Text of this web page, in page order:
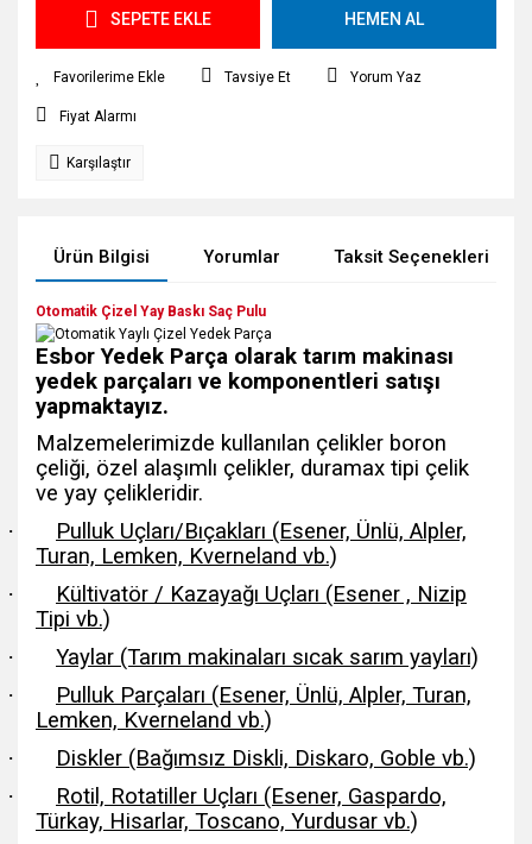
SEPETE EKLE HEMEN AL
Tavsiye Et Yorum Yaz
Fiyat Alarmı
Karşılaştır
Ürün Bilgisi Yorumlar Taksit Seçenekleri
Otomatik Çizel Yay Baskı Saç Pulu
Esbor Yedek Parça olarak tarım makinası
yedek parçaları ve komponentleri satışı
yapmaktayız.
Malzemelerimizde kullanılan çelikler boron
çeliği, özel alaşımlı çelikler, duramax tipi çelik
ve yay çelikleridir.
·
Pulluk Uçları/Bıçakları (Esener, Ünlü, Alpler,
Turan, Lemken, Kverneland vb.)
·
Kültivatör / Kazayağı Uçları (Esener , Nizip
Tipi vb.)
· Yaylar (Tarım makinaları sıcak sarım yayları)
·
Pulluk Parçaları (Esener, Ünlü, Alpler, Turan,
Lemken, Kverneland vb.)
· Diskler (Bağımsız Diskli, Diskaro, Goble vb.)
·
Rotil, Rotatiller Uçları (Esener, Gaspardo,
Türkay, Hisarlar, Toscano, Yurdusar vb.)